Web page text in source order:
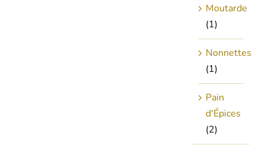
Moutarde
(1)
Nonnettes
(1)
Pain
d'Épices
(2)